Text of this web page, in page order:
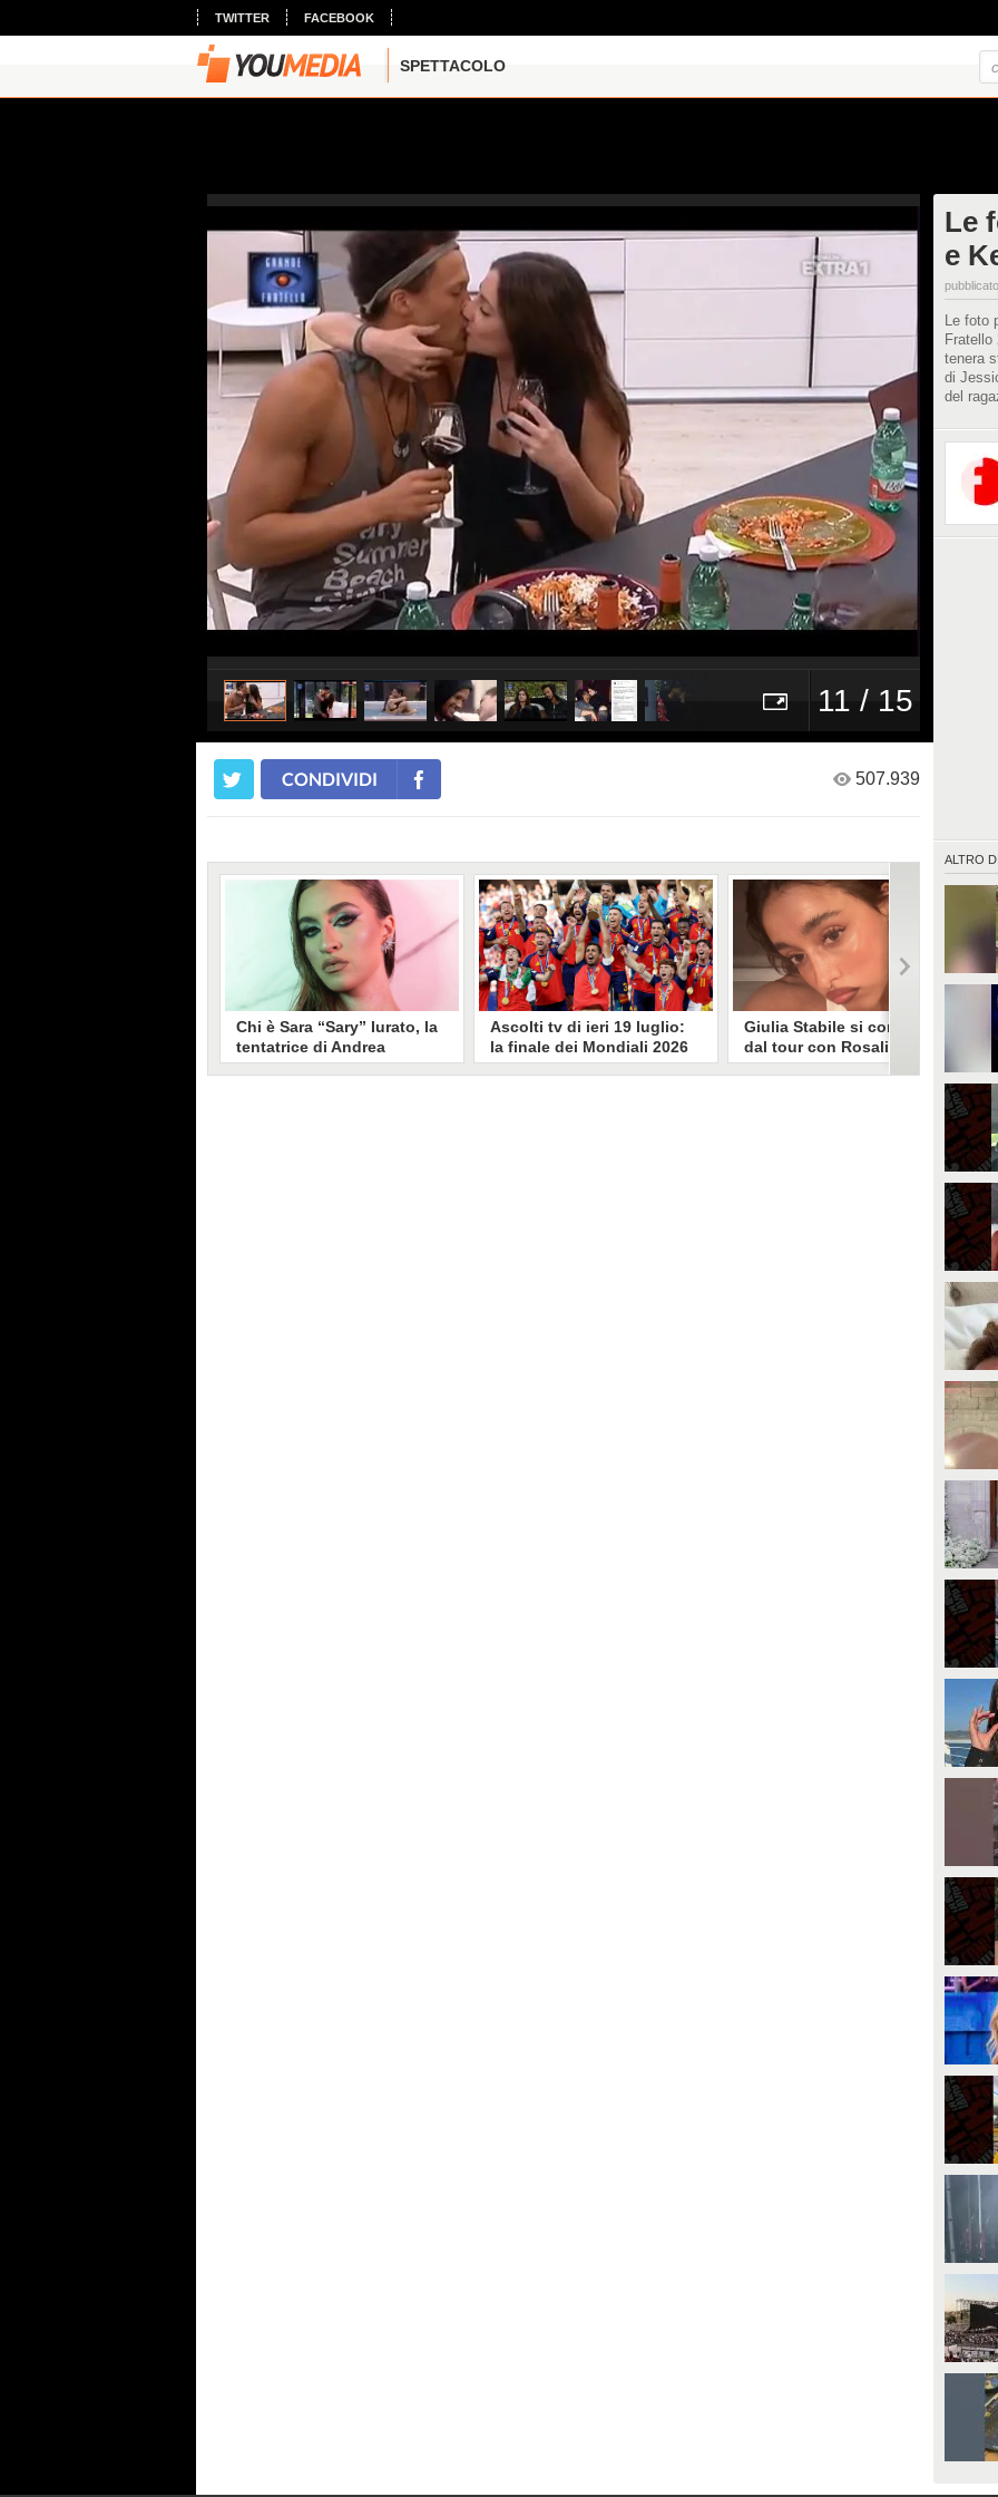
TWITTER FACEBOOK
SPETTACOLO
11 / 15
Le
e
Le foto
tenera
di
del
ALTRO DI
CONDIVIDI 507.939
Chi è Sara “Sary” Iurato, la
tentatrice di Andrea
Petraroli a Temptation
Ascolti tv di ieri 19 luglio:
la finale dei Mondiali 2026
Spagna-Argentina
Giulia Stabile si confessa
dal tour con Rosalia: "Non
sono stata bene, costretta
ballo di Rosalia, Giulia Stabile si è
lasciata andare a una confessione